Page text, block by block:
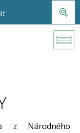
z Národného